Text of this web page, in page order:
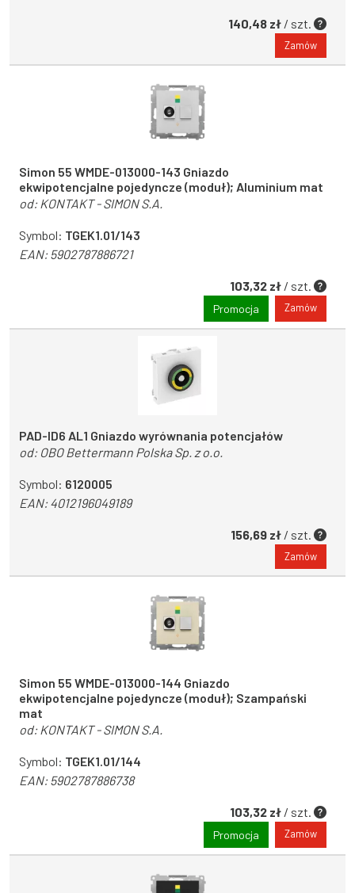
140,48 zł / szt.
Zamów
Simon 55 WMDE-013000-143 Gniazdo
ekwipotencjalne pojedyncze (moduł); Aluminium mat
od: KONTAKT - SIMON S.A.
Symbol: TGEK1.01/143
EAN:5902787886721
103,32 zł / szt.
Promocja Zamów
PAD-ID6 AL1 Gniazdo wyrównania potencjałów
od: OBO Bettermann Polska Sp. z o.o.
Symbol: 6120005
EAN:4012196049189
156,69 zł / szt.
Zamów
Simon 55 WMDE-013000-144 Gniazdo
ekwipotencjalne pojedyncze (moduł); Szampański
mat
od: KONTAKT - SIMON S.A.
Symbol: TGEK1.01/144
EAN:5902787886738
103,32 zł / szt.
Promocja Zamów